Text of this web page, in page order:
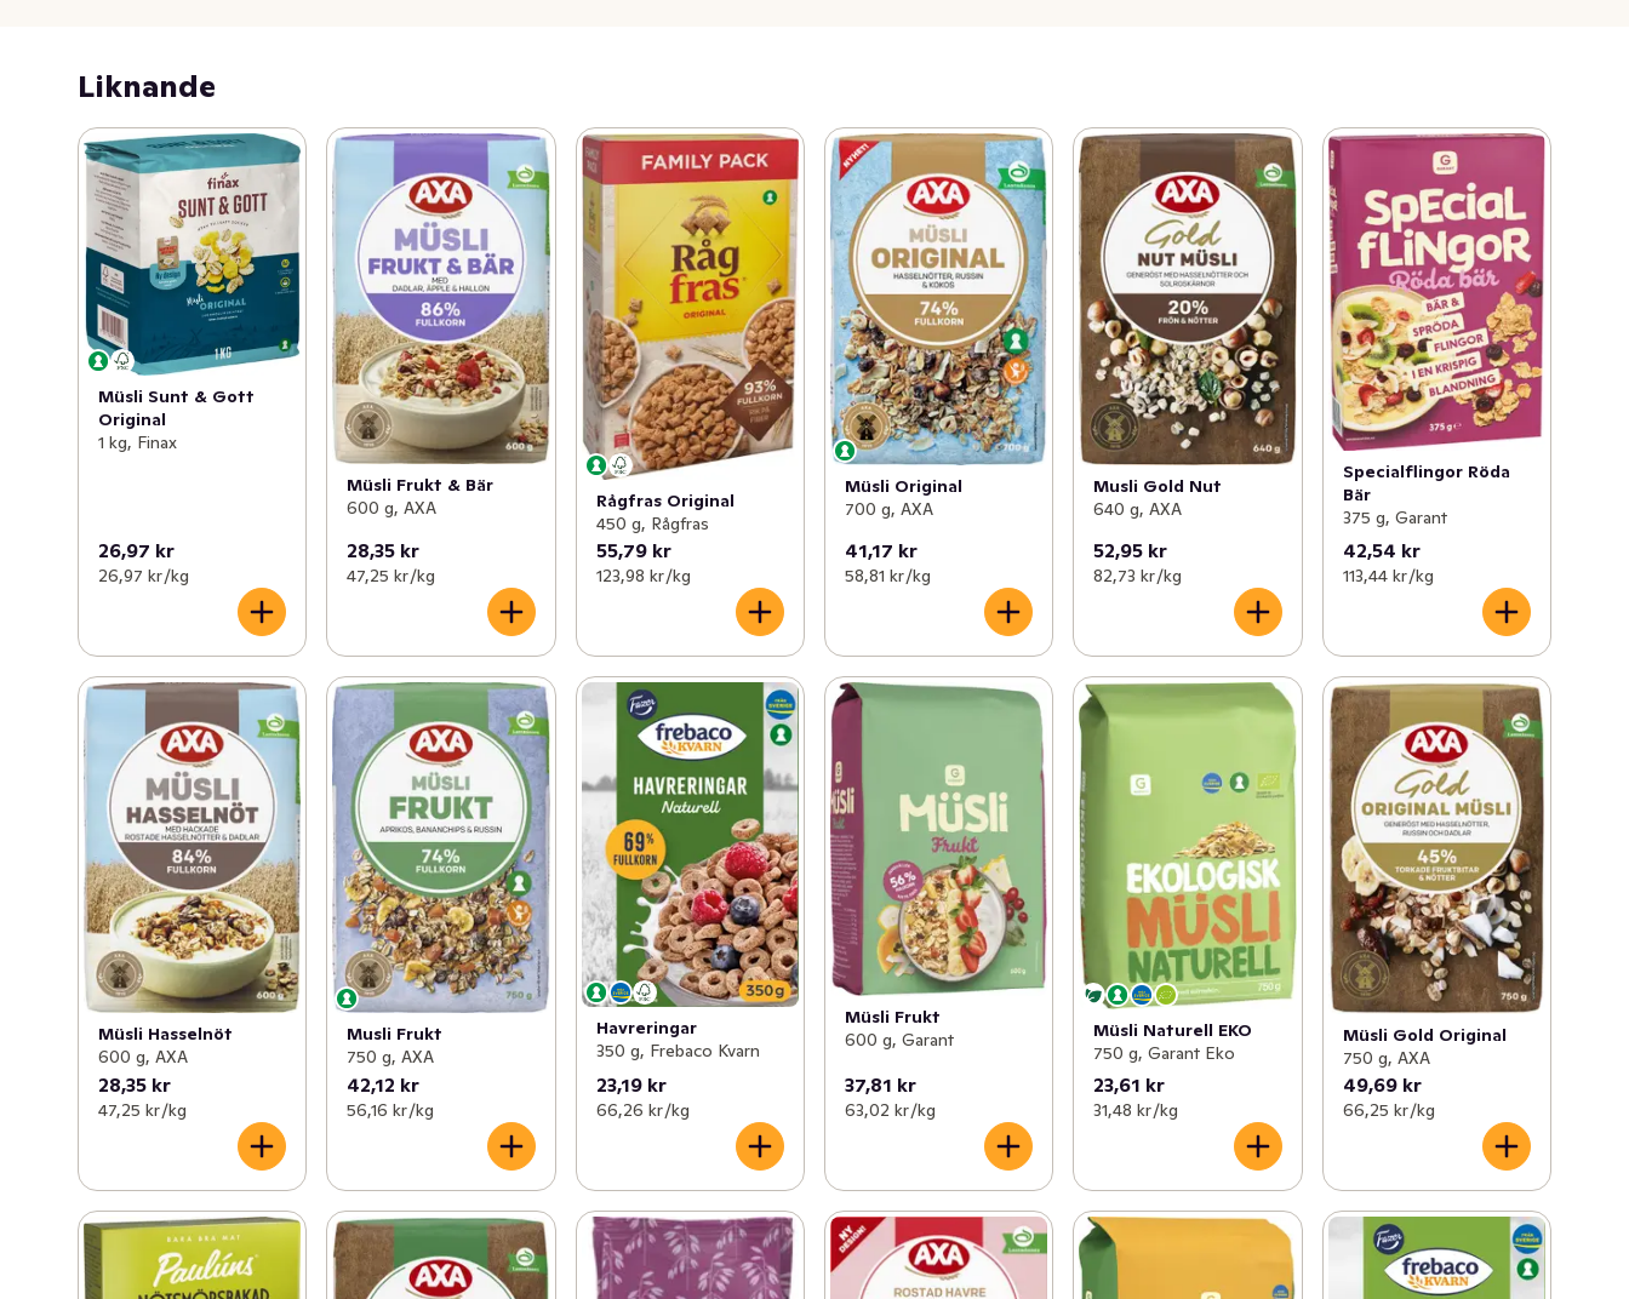
Liknande
Müsli Sunt & Gott
Original
1 kg, Finax
26,97 kr
26,97 kr /kg
Müsli Frukt & Bär
600 g, AXA
28,35 kr
47,25 kr /kg
Rågfras Original
450 g, Rågfras
55,79 kr
123,98 kr /kg
Müsli Original
700 g, AXA
41,17 kr
58,81 kr /kg
Musli Gold Nut
640 g, AXA
52,95 kr
82,73 kr /kg
Specialflingor Röda
Bär
375 g, Garant
42,54 kr
113,44 kr /kg
Müsli Hasselnöt
600 g, AXA
28,35 kr
47,25 kr /kg
Musli Frukt
750 g, AXA
42,12 kr
56,16 kr /kg
Havreringar
350 g, Frebaco Kvarn
23,19 kr
66,26 kr /kg
Müsli Frukt
600 g, Garant
37,81 kr
63,02 kr /kg
Müsli Naturell EKO
750 g, Garant Eko
23,61 kr
31,48 kr /kg
Müsli Gold Original
750 g, AXA
49,69 kr
66,25 kr /kg